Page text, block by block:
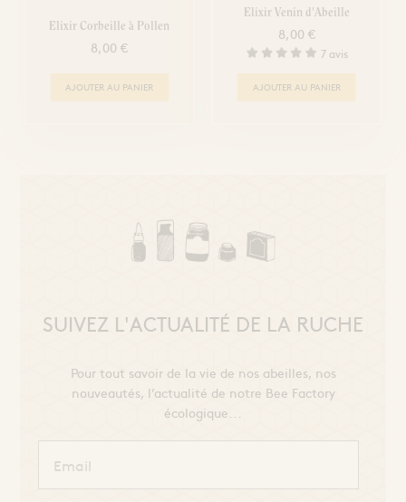
Elixir Corbeille à Pollen
8,00 €
AJOUTER AU PANIER
Elixir Venin d'Abeille
8,00 €
7 avis
AJOUTER AU PANIER
SUIVEZ L'ACTUALITÉ DE LA RUCHE
Pour tout savoir de la vie de nos abeilles, nos
nouveautés, l’actualité de notre Bee Factory
écologique...